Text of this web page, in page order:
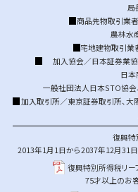
局
商品先物取引業
農林水
宅地建物取引業
加入協会／日本証券業
日
一般社団法人日本STO協会、
加入取引所／東京証券取引所、大
復興特
2013年1月1日から2037年12月31
復興特別所得税リー
75才以上のお